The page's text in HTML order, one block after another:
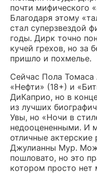
почти мифического
Благодаря этому
стал суперзвездой
годы. Дирк точно
кучей грехов, но за
пришло и похмелье.
Сейчас Пола Томаса
«Нефти» (18+) и
ДиКаприо, но в
из лучших
Увы, но «Ночи в
недооцененными. И
отличные
Джулианны Мур.
пошловато, но это
котором просто нет